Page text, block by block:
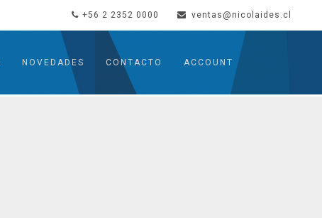
+56 2 2352 0000 ventas@nicolaides.cl
NOVEDADES CONTACTO ACCOUNT